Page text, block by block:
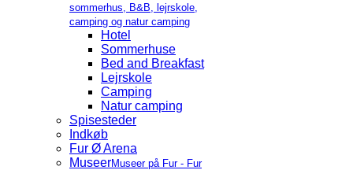
sommerhus, B&B, lejrskole,
camping og natur camping
Hotel
Sommerhuse
Bed and Breakfast
Lejrskole
Camping
Natur camping
Spisesteder
Indkøb
Fur Ø Arena
MuseerMuseer på Fur - Fur